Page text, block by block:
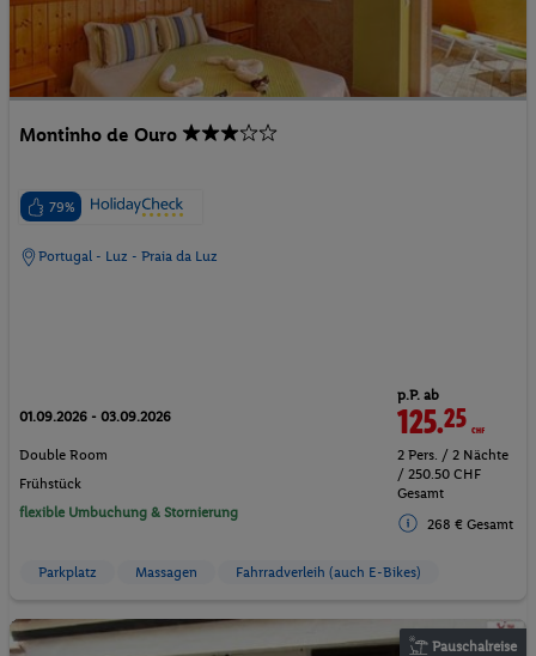
Montinho de Ouro
79%
Portugal - Luz - Praia da Luz
01.09.2026 - 03.09.2026
Double Room
Frühstück
flexible Umbuchung & Stornierung
p.P. ab
125.25CHF
2 Pers. / 2 Nächte
/ 250.50 CHF
Gesamt
268 € Gesamt
Parkplatz Massagen Fahrradverleih (auch E-Bikes)
Pauschalreise